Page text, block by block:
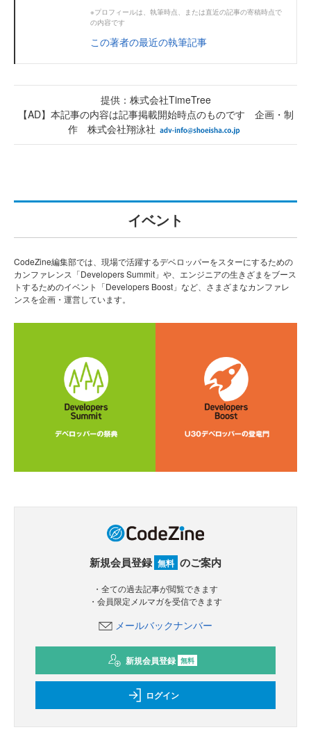
※プロフィールは、執筆時点、または直近の記事の寄稿時点で
の内容です
この著者の最近の執筆記事
提供：株式会社TimeTree
【AD】本記事の内容は記事掲載開始時点のものです 企画・制
作 株式会社翔泳社
イベント
CodeZine編集部では、現場で活躍するデベロッパーをスターにするための
カンファレンス「Developers Summit」や、エンジニアの生きざまをブース
トするためのイベント「Developers Boost」など、さまざまなカンファレ
ンスを企画・運営しています。
新規会員登録 無料 のご案内
・全ての過去記事が閲覧できます
・会員限定メルマガを受信できます
メールバックナンバー
新規会員登録 無料
ログイン